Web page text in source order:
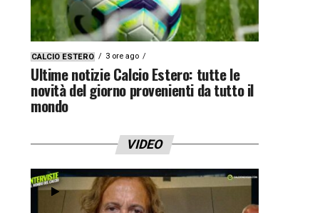
CALCIO ESTERO 3 ore ago
Ultime notizie Calcio Estero: tutte le
novità del giorno provenienti da tutto il
mondo
VIDEO